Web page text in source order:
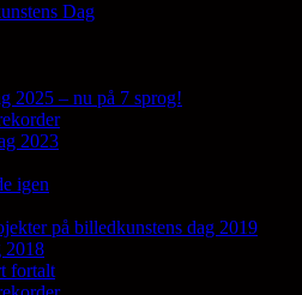
Dag
2025 – nu på 7 sprog!
2023
igen
på billedkunstens dag 2019
2018
fortalt